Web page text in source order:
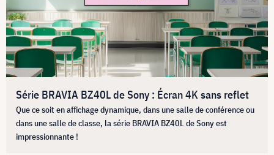
Série BRAVIA BZ40L de Sony : Écran 4K sans reflet
Que ce soit en affichage dynamique, dans une salle de conférence ou
dans une salle de classe, la série BRAVIA BZ40L de Sony est
impressionnante !